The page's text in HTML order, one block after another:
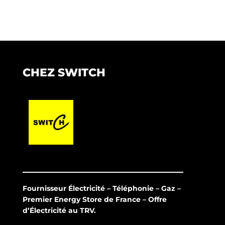
CHEZ SWITCH
Fournisseur Électricité – Téléphonie – Gaz –
Premier Energy Store de France – Offre
d’Électricité au TRV.